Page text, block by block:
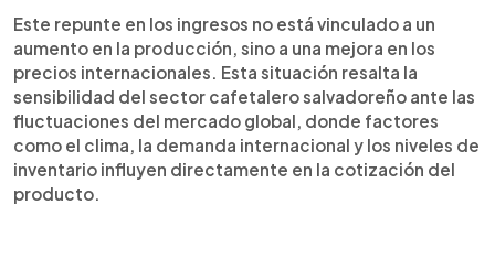
Este repunte en los ingresos no está vinculado a un
aumento en la producción, sino a una mejora en los
precios internacionales. Esta situación resalta la
sensibilidad del sector cafetalero salvadoreño ante las
fluctuaciones del mercado global, donde factores
como el clima, la demanda internacional y los niveles de
inventario influyen directamente en la cotización del
producto.